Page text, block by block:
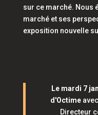
sur ce marché. Nous
marché et ses
exposition nouvelle
Le mardi 7
d'Octimeavec
Directeur